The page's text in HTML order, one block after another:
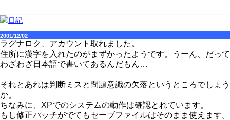
2001/12/02
ラグナロク、アカウント取れました。
住所に漢字を入れたのがまずかったようです。うーん、だって
わざわざ日本語で書いてあるんだもん…
それとあれは判断ミスと問題意識の欠落というところでしょう
か。
ちなみに、XPでのシステムの動作は確認とれています。
もし修正パッチがでてもセーブファイルはそのまま使えます。